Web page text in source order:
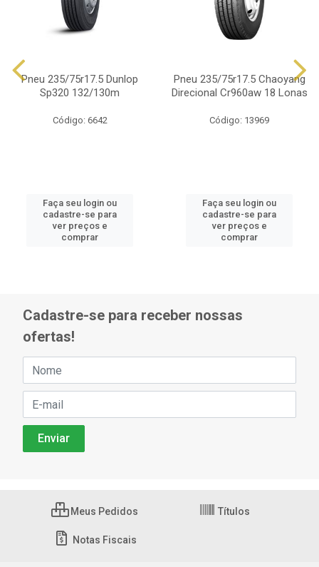
Pneu 235/75r17.5 Dunlop
Sp320 132/130m
Código: 6642
Faça seu login ou
cadastre-se para
ver preços e
comprar
Pneu 235/75r17.5 Chaoyang
Direcional Cr960aw 18 Lonas
Código: 13969
Faça seu login ou
cadastre-se para
ver preços e
comprar
Cadastre-se para receber nossas
ofertas!
Meus Pedidos Títulos
Notas Fiscais